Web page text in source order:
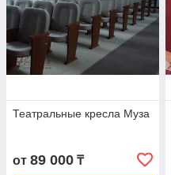
Театральные кресла Муза
от 89 000 ₸